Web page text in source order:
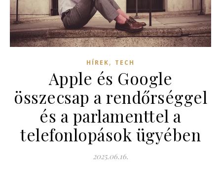
HÍREK, TECH
Apple és Google
összecsap a rendőrséggel
és a parlamenttel a
telefonlopások ügyében
2025.06.16.